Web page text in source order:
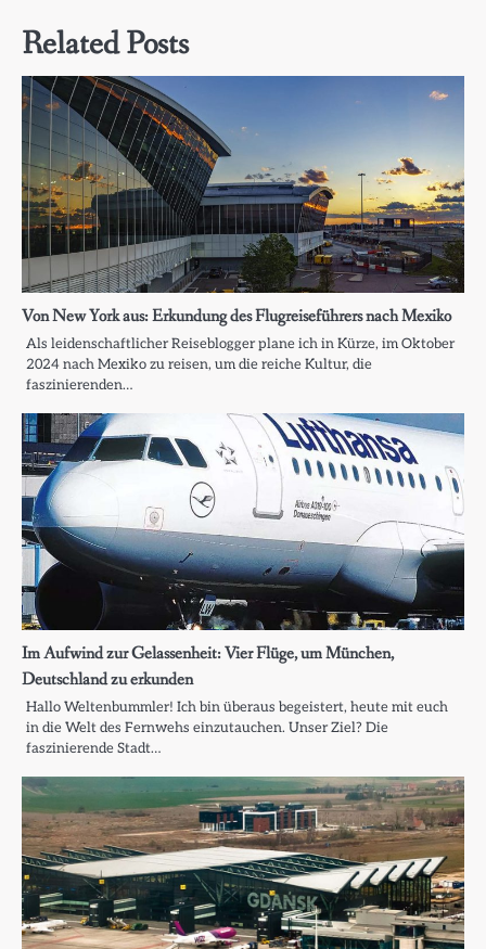
Related Posts
Von New York aus: Erkundung des Flugreiseführers nach Mexiko
Als leidenschaftlicher Reiseblogger plane ich in Kürze, im Oktober
2024 nach Mexiko zu reisen, um die reiche Kultur, die
faszinierenden…
Im Aufwind zur Gelassenheit: Vier Flüge, um München,
Deutschland zu erkunden
Hallo Weltenbummler! Ich bin überaus begeistert, heute mit euch
in die Welt des Fernwehs einzutauchen. Unser Ziel? Die
faszinierende Stadt…